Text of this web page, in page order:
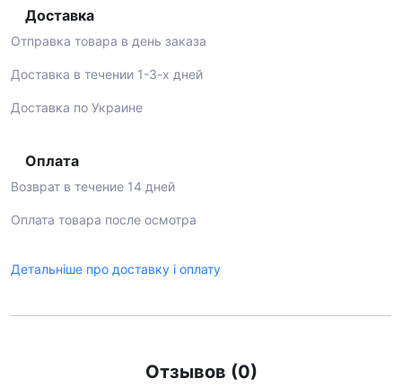
Доставка
Отправка товара в день заказа
Доставка в течении 1-3-х дней
Доставка по Украине
Оплата
Возврат в течение 14 дней
Оплата товара после осмотра
Детальніше про доставку і оплату
Отзывов (0)